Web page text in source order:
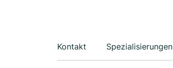
Kontakt Spezialisierungen